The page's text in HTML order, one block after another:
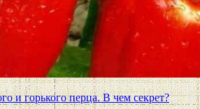
и горького перца. В чем секрет?